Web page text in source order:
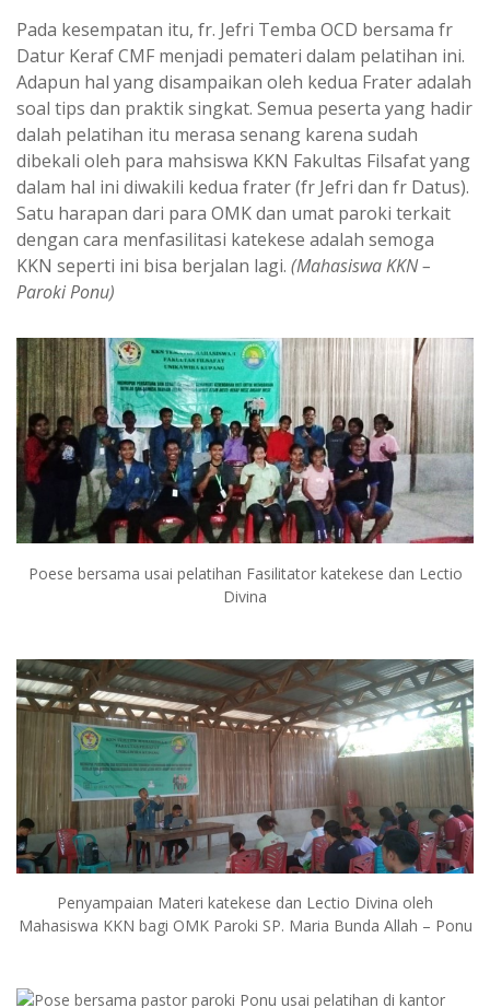
Pada kesempatan itu, fr. Jefri Temba OCD bersama fr
Datur Keraf CMF menjadi pemateri dalam pelatihan ini.
Adapun hal yang disampaikan oleh kedua Frater adalah
soal tips dan praktik singkat. Semua peserta yang hadir
dalah pelatihan itu merasa senang karena sudah
dibekali oleh para mahsiswa KKN Fakultas Filsafat yang
dalam hal ini diwakili kedua frater (fr Jefri dan fr Datus).
Satu harapan dari para OMK dan umat paroki terkait
dengan cara menfasilitasi katekese adalah semoga
KKN seperti ini bisa berjalan lagi. (Mahasiswa KKN –
Paroki Ponu)
Poese bersama usai pelatihan Fasilitator katekese dan Lectio
Divina
Penyampaian Materi katekese dan Lectio Divina oleh
Mahasiswa KKN bagi OMK Paroki SP. Maria Bunda Allah – Ponu